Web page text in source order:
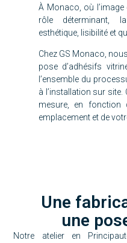
À Monaco, où
rôle déterminant,
esthétique, lisibilité et
Chez GS Monaco,
pose d’adhésifs
l’ensemble du
à l’installation sur
mesure, en fonction
emplacement et de
Une
une
Notre atelier en